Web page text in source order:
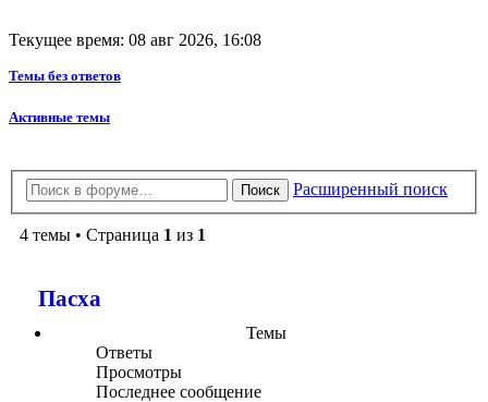
Текущее время: 08 авг 2026, 16:08
Темы без ответов
Активные темы
Поиск Расширенный поиск
4 темы • Страница 1 из 1
Пасха
Темы
Ответы
Просмотры
Последнее сообщение